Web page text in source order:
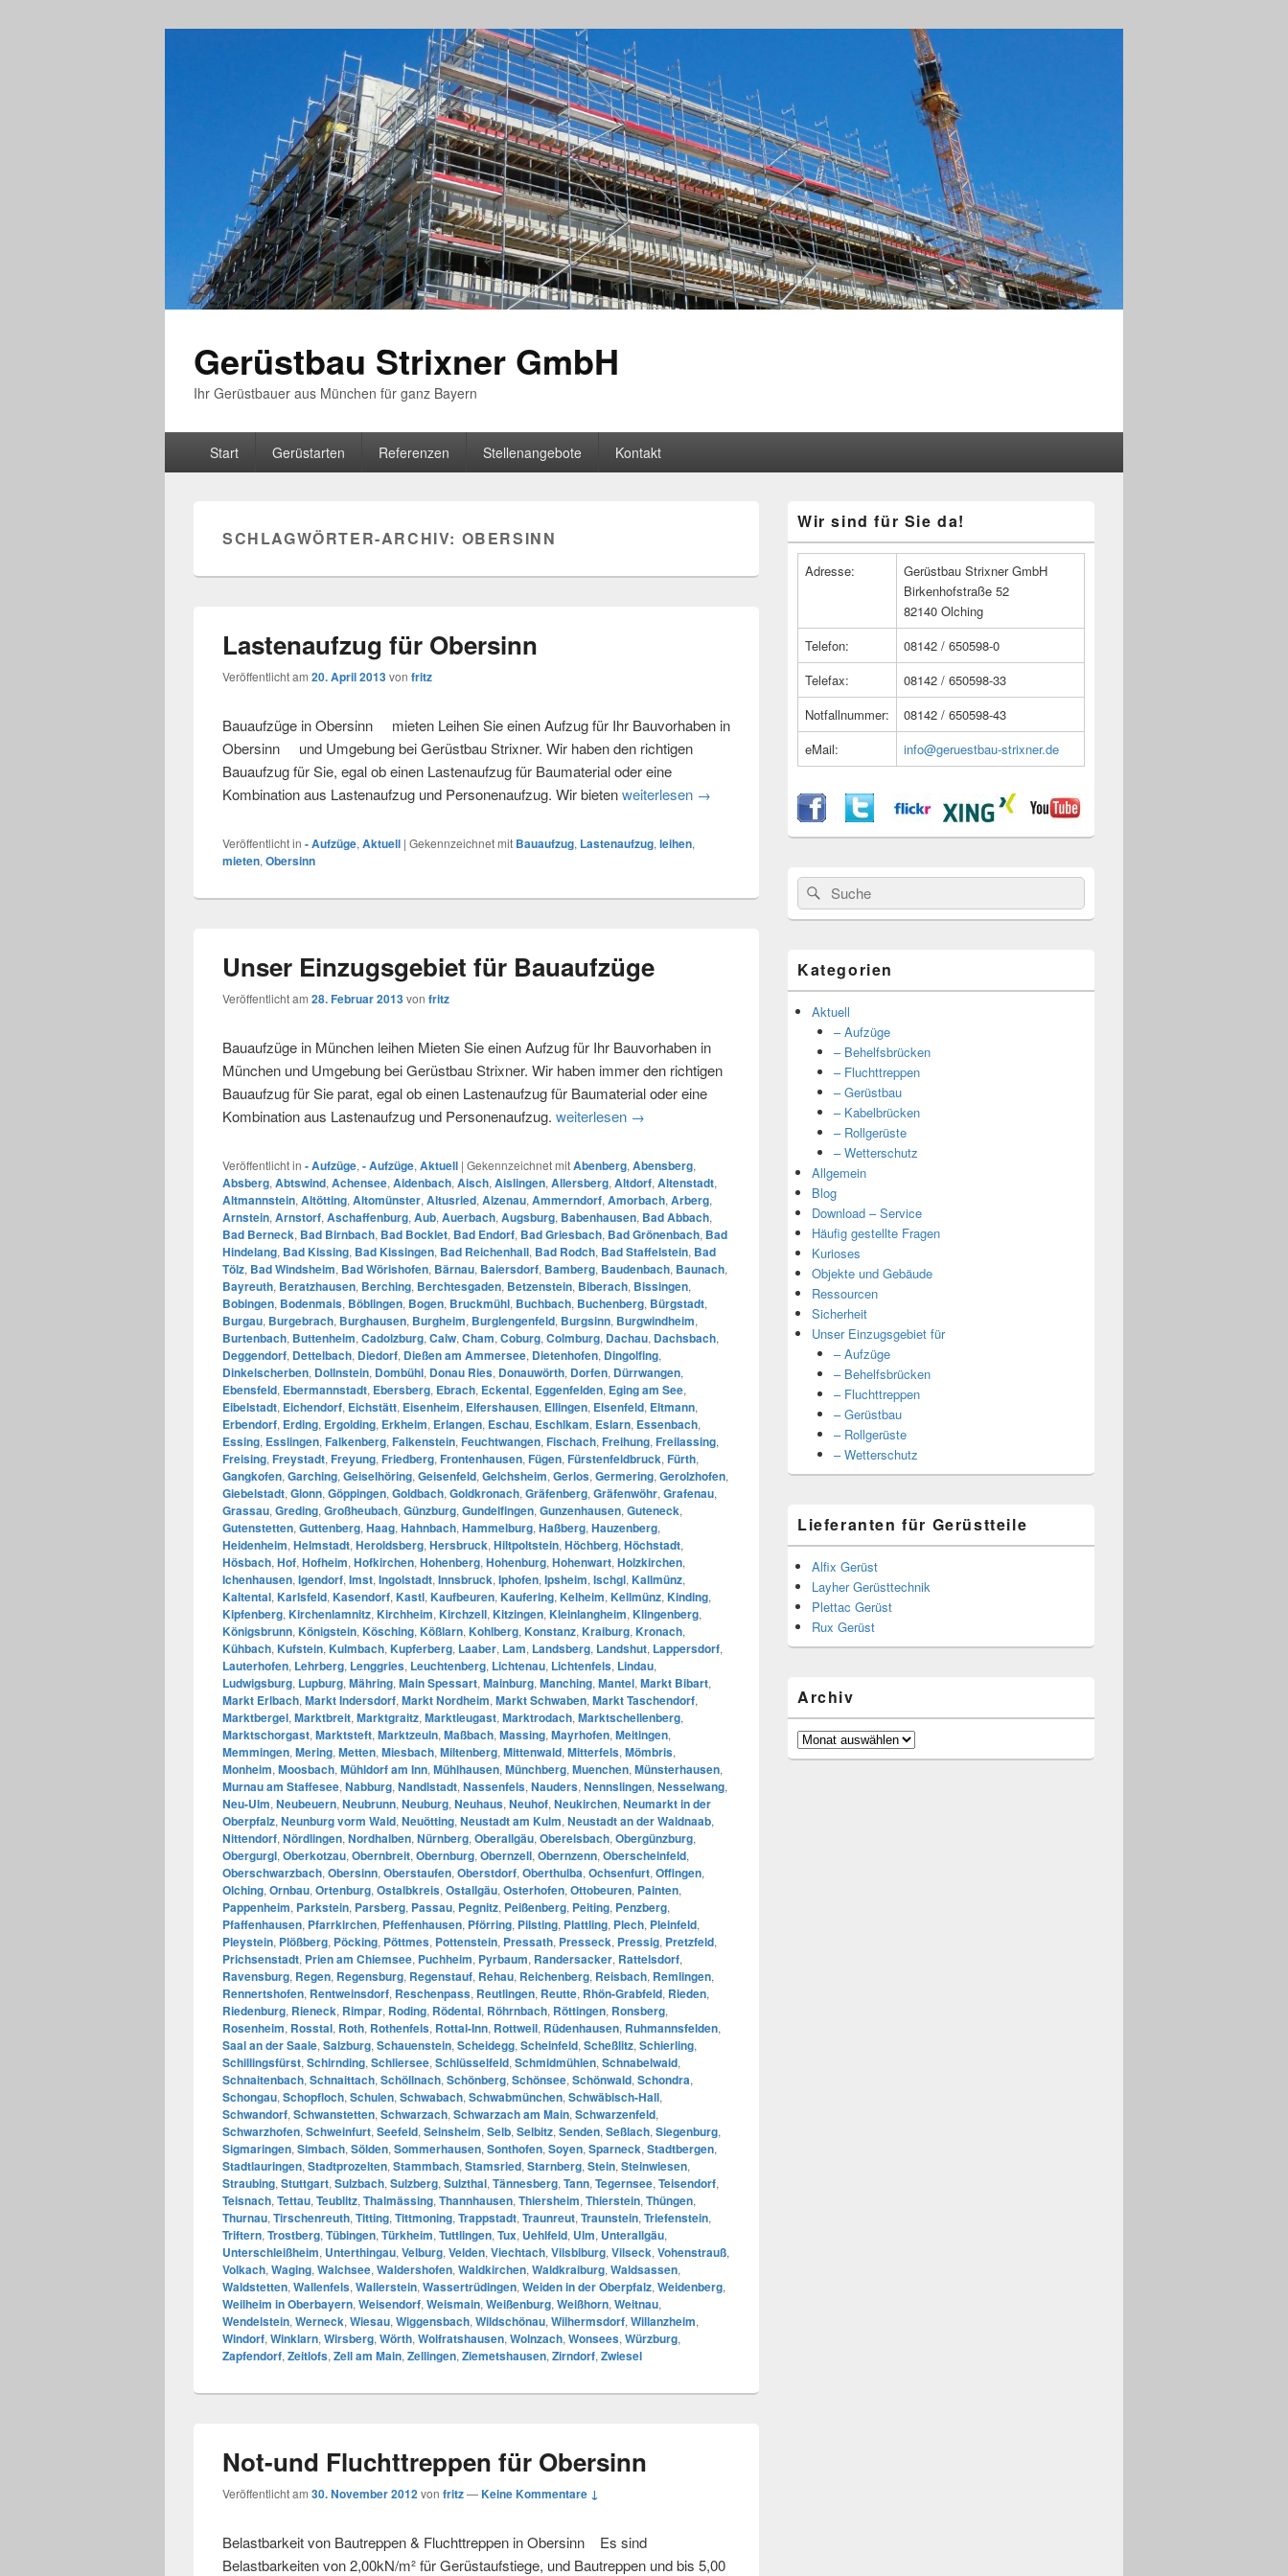
Gerüstbau Strixner GmbH
Ihr Gerüstbauer aus München für ganz Bayern
Start Gerüstarten Referenzen Stellenangebote Kontakt
SCHLAGWÖRTER-ARCHIV: OBERSINN
Lastenaufzug für Obersinn
Veröffentlicht am 20. April 2013von fritz
Bauaufzüge in Obersinn mieten Leihen Sie einen Aufzug für Ihr Bauvorhaben in
Obersinn und Umgebung bei Gerüstbau Strixner. Wir haben den richtigen
Bauaufzug für Sie, egal ob einen Lastenaufzug für Baumaterial oder eine
Kombination aus Lastenaufzug und Personenaufzug. Wir bietenweiterlesen Lastenaufzug für Obersinn
→
Veröffentlicht in - Aufzüge, Aktuell | Gekennzeichnet mit Bauaufzug, Lastenaufzug, leihen,
mieten, Obersinn
Unser Einzugsgebiet für Bauaufzüge
Veröffentlicht am 28. Februar 2013von fritz
Bauaufzüge in München leihen Mieten Sie einen Aufzug für Ihr Bauvorhaben in
München und Umgebung bei Gerüstbau Strixner. Wir haben immer den richtigen
Bauaufzug für Sie parat, egal ob einen Lastenaufzug für Baumaterial oder eine
Kombination aus Lastenaufzug und Personenaufzug. weiterlesen Unser Einzugsgebiet für Bauaufzüge
→
Veröffentlicht in - Aufzüge, - Aufzüge, Aktuell | Gekennzeichnet mitAbenberg, Abensberg,
Absberg, Abtswind, Achensee, Aidenbach, Aisch, Aislingen, Allersberg, Altdorf, Altenstadt,
Altmannstein, Altötting, Altomünster, Altusried, Alzenau, Ammerndorf, Amorbach, Arberg,
Arnstein, Arnstorf, Aschaffenburg, Aub, Auerbach, Augsburg, Babenhausen, Bad Abbach,
Bad Berneck, Bad Birnbach, Bad Bocklet, Bad Endorf, Bad Griesbach, Bad Grönenbach, Bad
Hindelang, Bad Kissing, Bad Kissingen, Bad Reichenhall, Bad Rodch, Bad Staffelstein, Bad
Tölz, Bad Windsheim, Bad Wörishofen, Bärnau, Baiersdorf, Bamberg, Baudenbach, Baunach,
Bayreuth, Beratzhausen, Berching, Berchtesgaden, Betzenstein, Biberach, Bissingen,
Bobingen, Bodenmais, Böblingen, Bogen, Bruckmühl, Buchbach, Buchenberg, Bürgstadt,
Burgau, Burgebrach, Burghausen, Burgheim, Burglengenfeld, Burgsinn, Burgwindheim,
Burtenbach, Buttenheim, Cadolzburg, Calw, Cham, Coburg, Colmburg, Dachau, Dachsbach,
Deggendorf, Dettelbach, Diedorf, Dießen am Ammersee, Dietenhofen, Dingolfing,
Dinkelscherben, Dollnstein, Dombühl, Donau Ries, Donauwörth, Dorfen, Dürrwangen,
Ebensfeld, Ebermannstadt, Ebersberg, Ebrach, Eckental, Eggenfelden, Eging am See,
Eibelstadt, Eichendorf, Eichstätt, Eisenheim, Elfershausen, Ellingen, Elsenfeld, Eltmann,
Erbendorf, Erding, Ergolding, Erkheim, Erlangen, Eschau, Eschlkam, Eslarn, Essenbach,
Essing, Esslingen, Falkenberg, Falkenstein, Feuchtwangen, Fischach, Freihung, Freilassing,
Freising, Freystadt, Freyung, Friedberg, Frontenhausen, Fügen, Fürstenfeldbruck, Fürth,
Gangkofen, Garching, Geiselhöring, Geisenfeld, Gelchsheim, Gerlos, Germering, Gerolzhofen,
Giebelstadt, Glonn, Göppingen, Goldbach, Goldkronach, Gräfenberg, Gräfenwöhr, Grafenau,
Grassau, Greding, Großheubach, Günzburg, Gundelfingen, Gunzenhausen, Guteneck,
Gutenstetten, Guttenberg, Haag, Hahnbach, Hammelburg, Haßberg, Hauzenberg,
Heidenheim, Helmstadt, Heroldsberg, Hersbruck, Hiltpoltstein, Höchberg, Höchstadt,
Hösbach, Hof, Hofheim, Hofkirchen, Hohenberg, Hohenburg, Hohenwart, Holzkirchen,
Ichenhausen, Igendorf, Imst, Ingolstadt, Innsbruck, Iphofen, Ipsheim, Ischgl, Kallmünz,
Kaltental, Karlsfeld, Kasendorf, Kastl, Kaufbeuren, Kaufering, Kelheim, Kellmünz, Kinding,
Kipfenberg, Kirchenlamnitz, Kirchheim, Kirchzell, Kitzingen, Kleinlangheim, Klingenberg,
Königsbrunn, Königstein, Kösching, Kößlarn, Kohlberg, Konstanz, Kraiburg, Kronach,
Kühbach, Kufstein, Kulmbach, Kupferberg, Laaber, Lam, Landsberg, Landshut, Lappersdorf,
Lauterhofen, Lehrberg, Lenggries, Leuchtenberg, Lichtenau, Lichtenfels, Lindau,
Ludwigsburg, Lupburg, Mähring, Main Spessart, Mainburg, Manching, Mantel, Markt Bibart,
Markt Erlbach, Markt Indersdorf, Markt Nordheim, Markt Schwaben, Markt Taschendorf,
Marktbergel, Marktbreit, Marktgraitz, Marktleugast, Marktrodach, Marktschellenberg,
Marktschorgast, Marktsteft, Marktzeuln, Maßbach, Massing, Mayrhofen, Meitingen,
Memmingen, Mering, Metten, Miesbach, Miltenberg, Mittenwald, Mitterfels, Mömbris,
Monheim, Moosbach, Mühldorf am Inn, Mühlhausen, Münchberg, Muenchen, Münsterhausen,
Murnau am Staffesee, Nabburg, Nandlstadt, Nassenfels, Nauders, Nennslingen, Nesselwang,
Neu-Ulm, Neubeuern, Neubrunn, Neuburg, Neuhaus, Neuhof, Neukirchen, Neumarkt in der
Oberpfalz, Neunburg vorm Wald, Neuötting, Neustadt am Kulm, Neustadt an der Waldnaab,
Nittendorf, Nördlingen, Nordhalben, Nürnberg, Oberallgäu, Oberelsbach, Obergünzburg,
Obergurgl, Oberkotzau, Obernbreit, Obernburg, Obernzell, Obernzenn, Oberscheinfeld,
Oberschwarzbach, Obersinn, Oberstaufen, Oberstdorf, Oberthulba, Ochsenfurt, Offingen,
Olching, Ornbau, Ortenburg, Ostalbkreis, Ostallgäu, Osterhofen, Ottobeuren, Painten,
Pappenheim, Parkstein, Parsberg, Passau, Pegnitz, Peißenberg, Peiting, Penzberg,
Pfaffenhausen, Pfarrkirchen, Pfeffenhausen, Pförring, Pilsting, Plattling, Plech, Pleinfeld,
Pleystein, Plößberg, Pöcking, Pöttmes, Pottenstein, Pressath, Presseck, Pressig, Pretzfeld,
Prichsenstadt, Prien am Chiemsee, Puchheim, Pyrbaum, Randersacker, Rattelsdorf,
Ravensburg, Regen, Regensburg, Regenstauf, Rehau, Reichenberg, Reisbach, Remlingen,
Rennertshofen, Rentweinsdorf, Reschenpass, Reutlingen, Reutte, Rhön-Grabfeld, Rieden,
Riedenburg, Rieneck, Rimpar, Roding, Rödental, Röhrnbach, Röttingen, Ronsberg,
Rosenheim, Rosstal, Roth, Rothenfels, Rottal-Inn, Rottweil, Rüdenhausen, Ruhmannsfelden,
Saal an der Saale, Salzburg, Schauenstein, Scheidegg, Scheinfeld, Scheßlitz, Schierling,
Schillingsfürst, Schirnding, Schliersee, Schlüsselfeld, Schmidmühlen, Schnabelwaid,
Schnaitenbach, Schnaittach, Schöllnach, Schönberg, Schönsee, Schönwald, Schondra,
Schongau, Schopfloch, Schulen, Schwabach, Schwabmünchen, Schwäbisch-Hall,
Schwandorf, Schwanstetten, Schwarzach, Schwarzach am Main, Schwarzenfeld,
Schwarzhofen, Schweinfurt, Seefeld, Seinsheim, Selb, Selbitz, Senden, Seßlach, Siegenburg,
Sigmaringen, Simbach, Sölden, Sommerhausen, Sonthofen, Soyen, Sparneck, Stadtbergen,
Stadtlauringen, Stadtprozelten, Stammbach, Stamsried, Starnberg, Stein, Steinwiesen,
Straubing, Stuttgart, Sulzbach, Sulzberg, Sulzthal, Tännesberg, Tann, Tegernsee, Teisendorf,
Teisnach, Tettau, Teublitz, Thalmässing, Thannhausen, Thiersheim, Thierstein, Thüngen,
Thurnau, Tirschenreuth, Titting, Tittmoning, Trappstadt, Traunreut, Traunstein, Triefenstein,
Triftern, Trostberg, Tübingen, Türkheim, Tuttlingen, Tux, Uehlfeld, Ulm, Unterallgäu,
Unterschleißheim, Unterthingau, Velburg, Velden, Viechtach, Vilsbiburg, Vilseck, Vohenstrauß,
Volkach, Waging, Walchsee, Waldershofen, Waldkirchen, Waldkraiburg, Waldsassen,
Waldstetten, Wallenfels, Wallerstein, Wassertrüdingen, Weiden in der Oberpfalz, Weidenberg,
Weilheim in Oberbayern, Weisendorf, Weismain, Weißenburg, Weißhorn, Weitnau,
Wendelstein, Werneck, Wiesau, Wiggensbach, Wildschönau, Wilhermsdorf, Willanzheim,
Windorf, Winklarn, Wirsberg, Wörth, Wolfratshausen, Wolnzach, Wonsees, Würzburg,
Zapfendorf, Zeitlofs, Zell am Main, Zellingen, Ziemetshausen, Zirndorf, Zwiesel
Not-und Fluchttreppen für Obersinn
Veröffentlicht am 30. November 2012von fritz—Keine Kommentare ↓
Belastbarkeit von Bautreppen & Fluchttreppen in Obersinn Es sind
Belastbarkeiten von 2,00kN/m² für Gerüstaufstiege, und Bautreppen und bis 5,00
Seitenleisten
Widget-
Wir sind für Sie da!
Adresse:
Gerüstbau Strixner GmbH
Birkenhofstraße 52
82140 Olching
Telefon:
08142 / 650598-0
Telefax:
08142 / 650598-33
Notfallnummer:
08142 / 650598-43
eMail:
info@geruestbau-strixner.de
Suche
nach:
Kategorien
Aktuell
– Aufzüge
– Behelfsbrücken
– Fluchttreppen
– Gerüstbau
– Kabelbrücken
– Rollgerüste
– Wetterschutz
Allgemein
Blog
Download – Service
Häufig gestellte Fragen
Kurioses
Objekte und Gebäude
Ressourcen
Sicherheit
Unser Einzugsgebiet für
– Aufzüge
– Behelfsbrücken
– Fluchttreppen
– Gerüstbau
– Rollgerüste
– Wetterschutz
Lieferanten für Gerüstteile
Alfix Gerüst
Layher Gerüsttechnik
Plettac Gerüst
Rux Gerüst
Archiv
Archiv